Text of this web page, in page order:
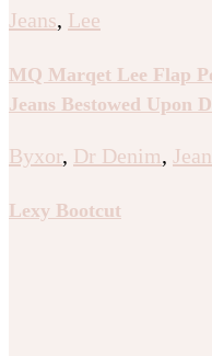
Jeans, Lee
MQ Marqet Lee Flap
Jeans Bestowed Upon
Byxor, Dr Denim,
Lexy Bootcut